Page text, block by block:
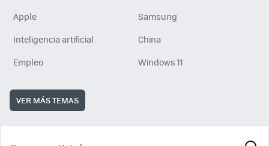
Apple
Samsung
Inteligencia artificial
China
Empleo
Windows 11
VER MÁS TEMAS